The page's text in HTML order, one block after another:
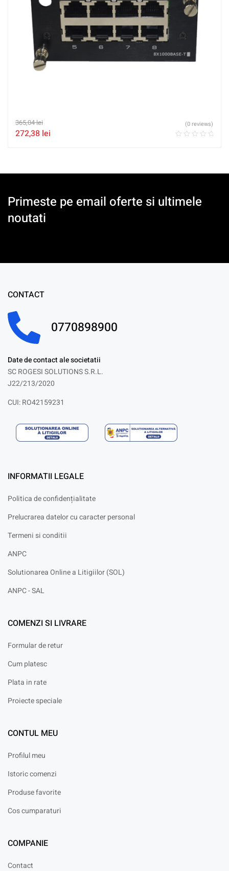
365,04lei
272,38 lei
(0 reviews)
Primeste pe email oferte si ultimele
noutati
CONTACT
0770898900
Date de contact ale societatii
SC ROGESI SOLUTIONS S.R.L.
J22/213/2020
CUI: RO42159231
INFORMATII LEGALE
Politica de confidențialitate
Prelucrarea datelor cu caracter personal
Termeni si conditii
ANPC
Solutionarea Online a Litigiilor (SOL)
ANPC - SAL
COMENZI SI LIVRARE
Formular de retur
Cum platesc
Plata in rate
Proiecte speciale
CONTUL MEU
Profilul meu
Istoric comenzi
Produse favorite
Cos cumparaturi
COMPANIE
Contact